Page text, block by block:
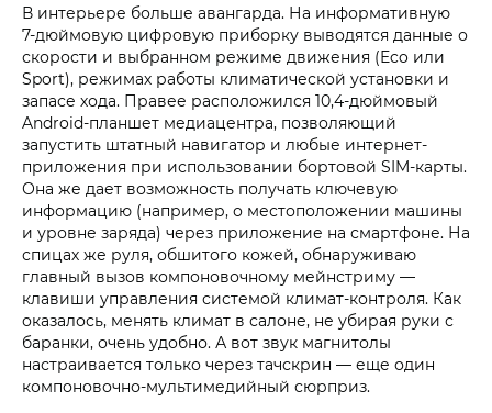
В интерьере больше авангарда. На информативную
7‑дюймовую цифровую приборку выводятся данные о
скорости и выбранном режиме движения (Eco или
Sport), режимах работы климатической установки и
запасе хода. Правее расположился 10,4‑дюймовый
Android-планшет медиацентра, позволяющий
запустить штатный навигатор и любые интернет-
приложения при использовании бортовой SIM-карты.
Она же дает возможность получать ключевую
информацию (например, о местоположении машины
и уровне заряда) через приложение на смартфоне. На
спицах же руля, обшитого кожей, обнаруживаю
главный вызов компоновочному мейнстриму —
клавиши управления системой климат-контроля. Как
оказалось, менять климат в салоне, не убирая руки с
баранки, очень удобно. А вот звук магнитолы
настраивается только через тачскрин — еще один
компоновочно-мультимедийный сюрприз.